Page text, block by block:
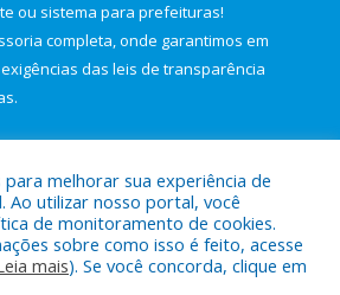
ou sistema para prefeituras!
completa, onde garantimos em
das leis de transparência
a Câmara Municipal de Maracanã.
melhorar sua experiência de
Ao utilizar nosso portal, você
de monitoramento de cookies.
sobre como isso é feito, acesse
mais). Se você concorda, clique em